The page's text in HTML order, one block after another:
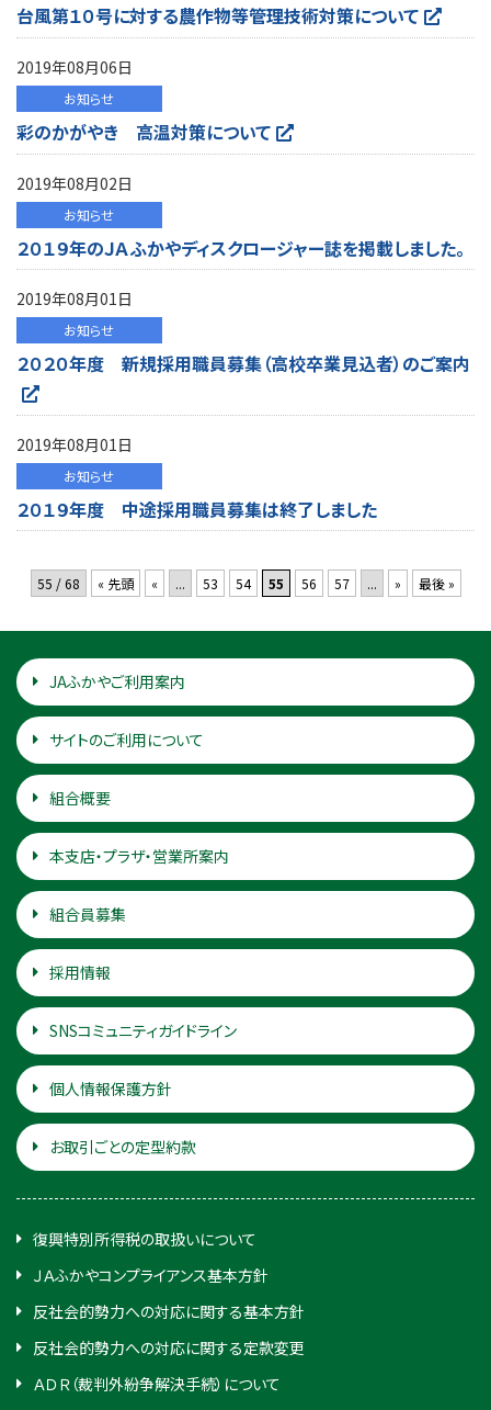
台風第１０号に対する農作物等管理技術対策について
2019年08月06日
お知らせ
彩のかがやき 高温対策について
2019年08月02日
お知らせ
２０１９年のＪＡふかやディスクロージャー誌を掲載しました。
2019年08月01日
お知らせ
２０２０年度 新規採用職員募集（高校卒業見込者）のご案内
2019年08月01日
お知らせ
２０１９年度 中途採用職員募集は終了しました
55 / 68 « 先頭 « ... 53 54 55 56 57 ... » 最後 »
JAふかやご利用案内
サイトのご利用について
組合概要
本支店・プラザ・営業所案内
組合員募集
採用情報
SNSコミュニティガイドライン
個人情報保護方針
お取引ごとの定型約款
復興特別所得税の取扱いについて
ＪＡふかやコンプライアンス基本方針
反社会的勢力への対応に関する基本方針
反社会的勢力への対応に関する定款変更
ＡＤＲ（裁判外紛争解決手続）について